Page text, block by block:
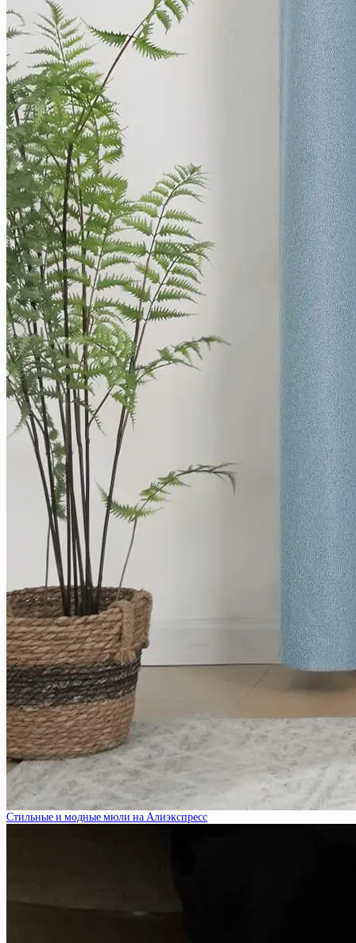
Стильные и модные мюли на Алиэкспресс